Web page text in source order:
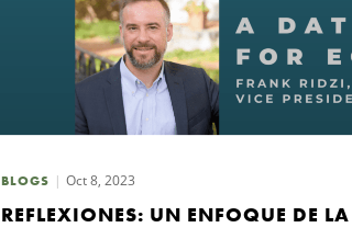
BLOGS Oct 8, 2023
REFLEXIONES: UN ENFOQUE DE